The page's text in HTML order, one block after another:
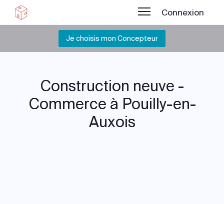
Connexion
Je choisis mon Concepteur
Construction neuve -
Commerce à Pouilly-en-
Auxois